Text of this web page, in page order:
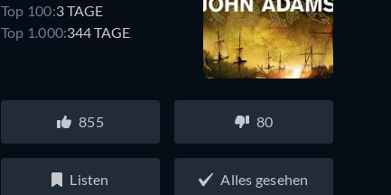
Top 100:3 TAGE
Top 1.000:344 TAGE
855 80
Listen Alles gesehen